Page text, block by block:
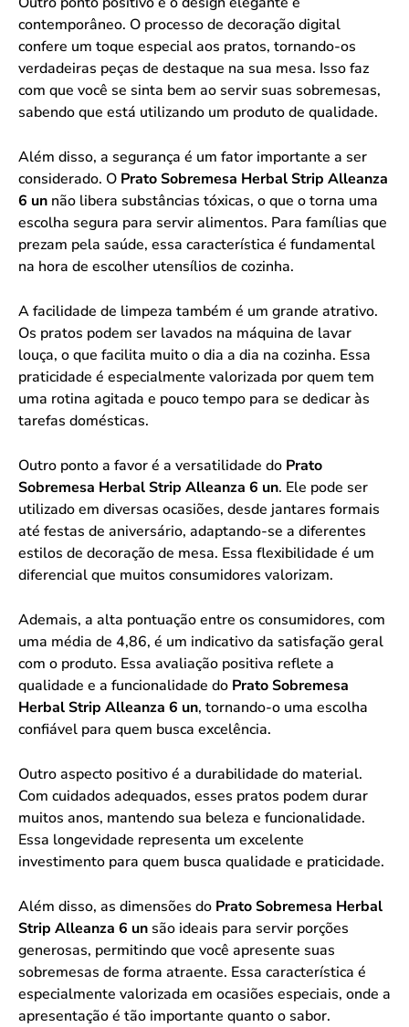
contemporâneo. O processo de decoração digital
confere um toque especial aos pratos, tornando-os
verdadeiras peças de destaque na sua mesa. Isso faz
com que você se sinta bem ao servir suas sobremesas,
sabendo que está utilizando um produto de qualidade.
Além disso, a segurança é um fator importante a ser
considerado. O Prato Sobremesa Herbal Strip Alleanza
6 un não libera substâncias tóxicas, o que o torna uma
escolha segura para servir alimentos. Para famílias que
prezam pela saúde, essa característica é fundamental
na hora de escolher utensílios de cozinha.
A facilidade de limpeza também é um grande atrativo.
Os pratos podem ser lavados na máquina de lavar
louça, o que facilita muito o dia a dia na cozinha. Essa
praticidade é especialmente valorizada por quem tem
uma rotina agitada e pouco tempo para se dedicar às
tarefas domésticas.
Outro ponto a favor é a versatilidade do Prato
Sobremesa Herbal Strip Alleanza 6 un. Ele pode ser
utilizado em diversas ocasiões, desde jantares formais
até festas de aniversário, adaptando-se a diferentes
estilos de decoração de mesa. Essa flexibilidade é um
diferencial que muitos consumidores valorizam.
Ademais, a alta pontuação entre os consumidores, com
uma média de 4,86, é um indicativo da satisfação geral
com o produto. Essa avaliação positiva reflete a
qualidade e a funcionalidade do Prato Sobremesa
Herbal Strip Alleanza 6 un, tornando-o uma escolha
confiável para quem busca excelência.
Outro aspecto positivo é a durabilidade do material.
Com cuidados adequados, esses pratos podem durar
muitos anos, mantendo sua beleza e funcionalidade.
Essa longevidade representa um excelente
investimento para quem busca qualidade e praticidade.
Além disso, as dimensões do Prato Sobremesa Herbal
Strip Alleanza 6 un são ideais para servir porções
generosas, permitindo que você apresente suas
sobremesas de forma atraente. Essa característica é
especialmente valorizada em ocasiões especiais, onde a
apresentação é tão importante quanto o sabor.